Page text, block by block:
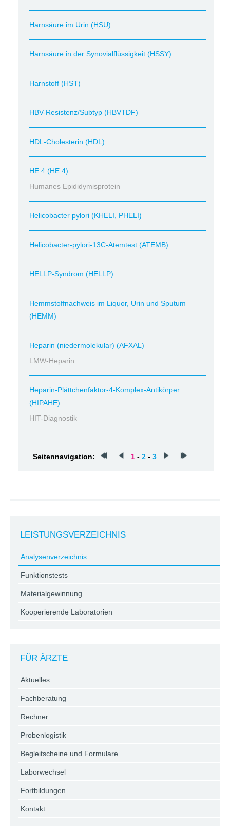
Harnsäure im Urin (HSU)
Harnsäure in der Synovialflüssigkeit (HSSY)
Harnstoff (HST)
HBV-Resistenz/Subtyp (HBVTDF)
HDL-Cholesterin (HDL)
HE 4 (HE 4)
Humanes Epididymisprotein
Helicobacter pylori (KHELI, PHELI)
Helicobacter-pylori-13C-Atemtest (ATEMB)
HELLP-Syndrom (HELLP)
Hemmstoffnachweis im Liquor, Urin und Sputum
(HEMM)
Heparin (niedermolekular) (AFXAL)
LMW-Heparin
Heparin-Plättchenfaktor-4-Komplex-Antikörper
(HIPAHE)
HIT-Diagnostik
Seitennavigation: 1 - 2 - 3
LEISTUNGSVERZEICHNIS
Analysenverzeichnis
Funktionstests
Materialgewinnung
Kooperierende Laboratorien
FÜR ÄRZTE
Aktuelles
Fachberatung
Rechner
Probenlogistik
Begleitscheine und Formulare
Laborwechsel
Fortbildungen
Kontakt